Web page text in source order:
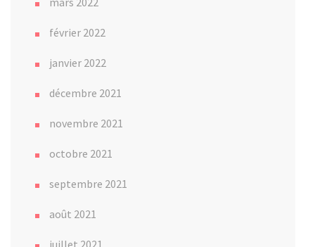
février 2022
janvier 2022
décembre 2021
novembre 2021
octobre 2021
septembre 2021
août 2021
juillet 2021